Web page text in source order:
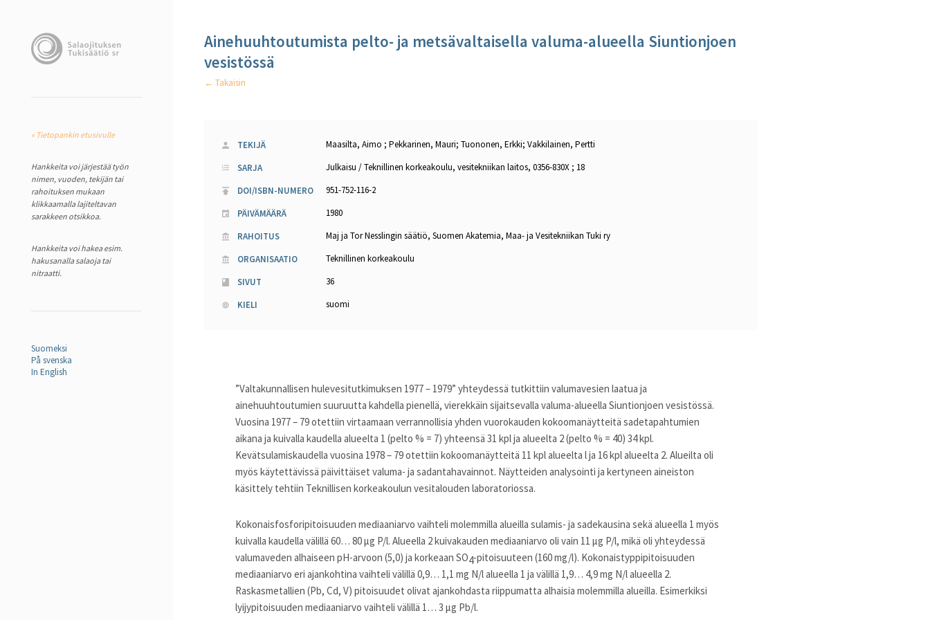
« Tietopankin etusivulle
Hankkeita voi järjestää työn
nimen, vuoden, tekijän tai
rahoituksen mukaan
klikkaamalla lajiteltavan
sarakkeen otsikkoa.
Hankkeita voi hakea esim.
hakusanalla salaoja tai
nitraatti.
Suomeksi
På svenska
In English
Ainehuuhtoutumista pelto- ja metsävaltaisella valuma-alueella Siuntionjoen
vesistössä
← Takaisin
TEKIJÄ
Maasilta, Aimo ; Pekkarinen, Mauri; Tuononen, Erkki; Vakkilainen, Pertti
SARJA
Julkaisu / Teknillinen korkeakoulu, vesitekniikan laitos, 0356-830X ; 18
DOI/ISBN-NUMERO
951-752-116-2
PÄIVÄMÄÄRÄ
1980
RAHOITUS
Maj ja Tor Nesslingin säätiö, Suomen Akatemia, Maa- ja Vesitekniikan Tuki ry
ORGANISAATIO
Teknillinen korkeakoulu
SIVUT
36
KIELI
suomi
”Valtakunnallisen hulevesitutkimuksen 1977 – 1979” yhteydessä tutkittiin valumavesien laatua ja
ainehuuhtoutumien suuruutta kahdella pienellä, vierekkäin sijaitsevalla valuma-alueella Siuntionjoen vesistössä.
Vuosina 1977 – 79 otettiin virtaamaan verrannollisia yhden vuorokauden kokoomanäytteitä sadetapahtumien
aikana ja kuivalla kaudella alueelta 1 (pelto % = 7) yhteensä 31 kpl ja alueelta 2 (pelto % = 40) 34 kpl.
Kevätsulamiskaudella vuosina 1978 – 79 otettiin kokoomanäytteitä 11 kpl alueelta l ja 16 kpl alueelta 2. Alueilta oli
myös käytettävissä päivittäiset valuma- ja sadantahavainnot. Näytteiden analysointi ja kertyneen aineiston
käsittely tehtiin Teknillisen korkeakoulun vesitalouden laboratoriossa.
Kokonaisfosforipitoisuuden mediaaniarvo vaihteli molemmilla alueilla sulamis- ja sadekausina sekä alueella 1 myös
kuivalla kaudella välillä 60… 80 µg P/l. Alueella 2 kuivakauden mediaaniarvo oli vain 11 µg P/l, mikä oli yhteydessä
valumaveden alhaiseen pH-arvoon (5,0) ja korkeaan SO4-pitoisuuteen (160 mg/l). Kokonaistyppipitoisuuden
mediaaniarvo eri ajankohtina vaihteli välillä 0,9… 1,1 mg N/l alueella 1 ja välillä 1,9… 4,9 mg N/l alueella 2.
Raskasmetallien (Pb, Cd, V) pitoisuudet olivat ajankohdasta riippumatta alhaisia molemmilla alueilla. Esimerkiksi
lyijypitoisuuden mediaaniarvo vaihteli välillä 1… 3 μg Pb/l.